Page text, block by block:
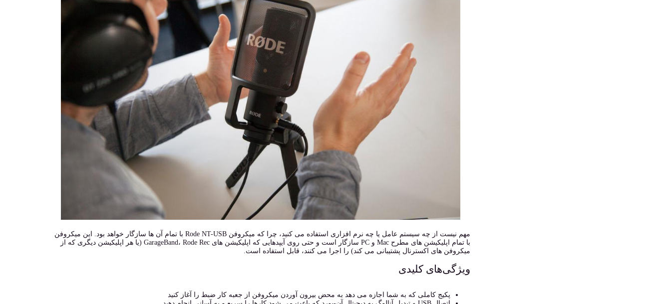
مهم نیست از چه سیستم عامل یا چه نرم افزاری استفاده می کنید، چرا که میکروفن Rode NT-USB با تمام آن ها سازگار خواهد بود. این میکروفن
با تمام اپلیکیشن های مطرح Mac و PC سازگار است و حتی روی آیپدهایی که اپلیکیشن های GarageBand، Rode Rec (یا هر اپلیکیشن دیگری که از
میکروفن های اکسترنال پشتیبانی می کند) را اجرا می کنند، قابل استفاده است.
ویژگی‌های کلیدی
پکیج کاملی که به شما اجازه می دهد به محض بیرون آوردن میکروفن از جعبه کار ضبط را آغاز کنید